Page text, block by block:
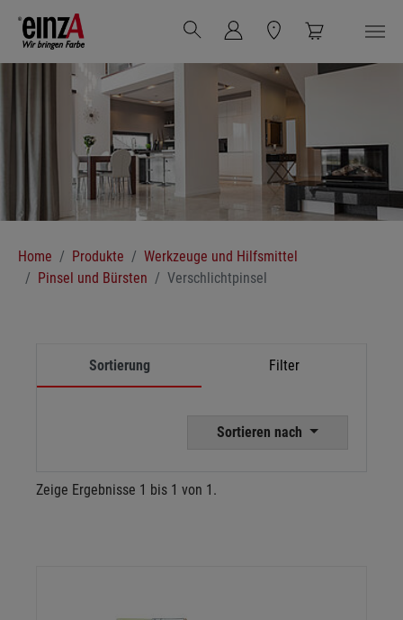
Zum Hauptinhalt springen
Home Produkte
Werkzeuge und Hilfsmittel
Pinsel und Bürsten
Verschlichtpinsel
Sortierung Filter
Sortieren nach
Zeige Ergebnisse 1 bis 1 von 1.